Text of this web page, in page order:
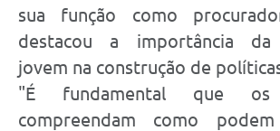
sua função como
destacou a importância da
jovem na construção de
"É fundamental que os
compreendam como